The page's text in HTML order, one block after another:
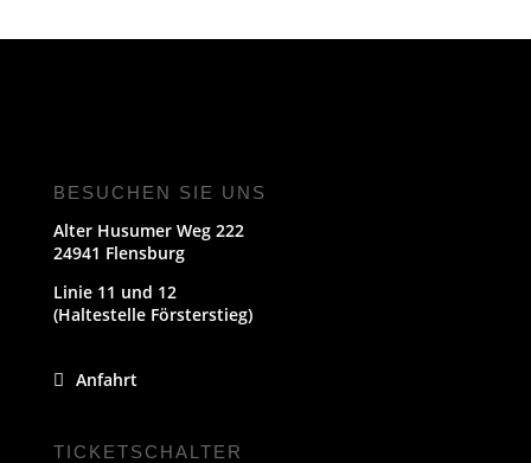
BESUCHEN SIE UNS
Alter Husumer Weg 222
24941 Flensburg
Linie 11 und 12
(Haltestelle Försterstieg)
Anfahrt
TICKETSCHALTER